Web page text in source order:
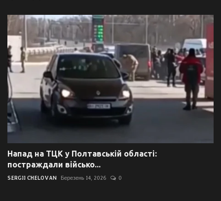
Напад на ТЦК у Полтавській області:
постраждали військо...
SERGII CHELOVAN Березень 14, 2026 0